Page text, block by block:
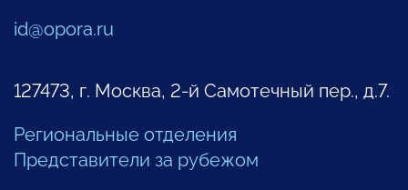
id@opora.ru
127473, г. Москва, 2-й Самотечный пер., д.7.
Региональные отделения
Представители за рубежом